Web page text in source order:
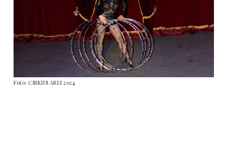
Foto: CIRKUS ARLI 2024